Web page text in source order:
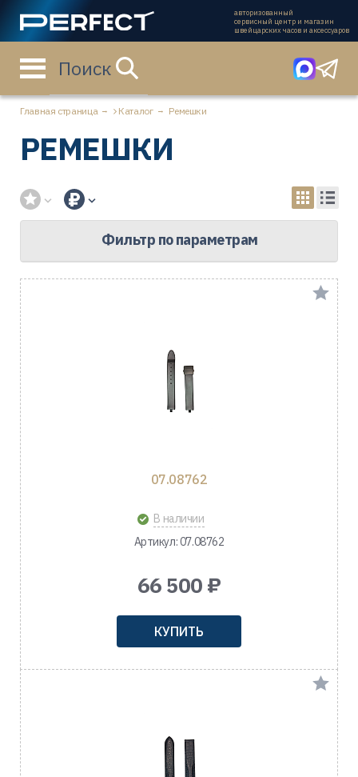
авторизованный
сервисный центр и магазин
швейцарских часов и аксессуаров
Поиск
Главная страница Каталог Ремешки
РЕМЕШКИ
Фильтр по параметрам
07.08762
В наличии
Артикул: 07.08762
66 500 ₽
КУПИТЬ